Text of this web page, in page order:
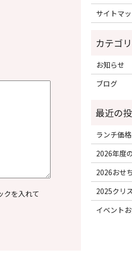
クを入れて
サイトマ
お知らせ
ブログ
ランチ価
2026年度
2026おせ
2025クリ
イベント